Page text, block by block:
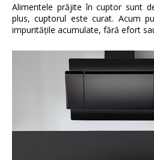
Alimentele prăjite în cuptor sunt
plus, cuptorul este curat. Acum
impurităţile acumulate, fără efort